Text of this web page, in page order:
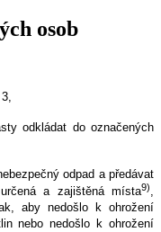
osob
odkládat do označených
odpad a předávat
a zajištěná místa9),
aby nedošlo k ohrožení
nebo nedošlo k ohrožení